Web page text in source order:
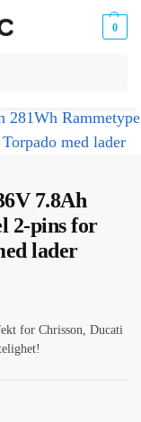
0
7.8Ah
2-pins for
lader
for Chrisson, Ducati